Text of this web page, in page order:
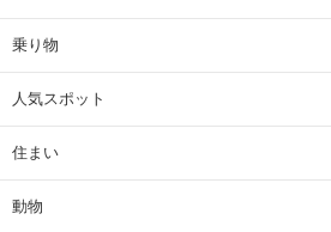
乗り物
人気スポット
住まい
動物